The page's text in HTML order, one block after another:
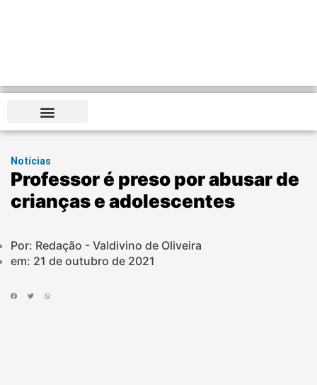
Notícias
Professor é preso por abusar de
crianças e adolescentes
Por: Redação - Valdivino de Oliveira
em: 21 de outubro de 2021